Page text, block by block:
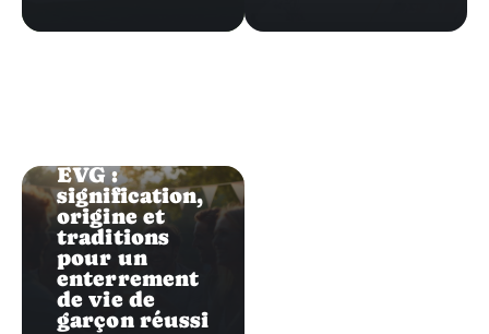
EVG :
signification,
origine et
traditions
pour un
enterrement
de vie de
garçon réussi